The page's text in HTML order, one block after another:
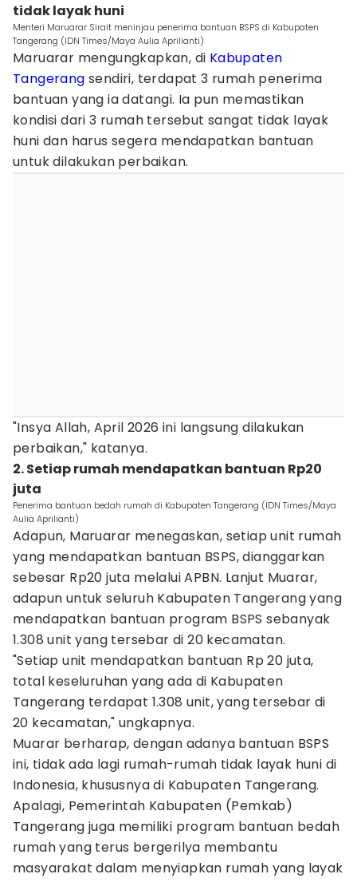
tidak layak huni
Menteri Maruarar Sirait meninjau penerima bantuan BSPS di Kabupaten
Tangerang (IDN Times/Maya Aulia Aprilianti)
Maruarar mengungkapkan, di Kabupaten
Tangerang sendiri, terdapat 3 rumah penerima
bantuan yang ia datangi. Ia pun memastikan
kondisi dari 3 rumah tersebut sangat tidak layak
huni dan harus segera mendapatkan bantuan
untuk dilakukan perbaikan.
"Insya Allah, April 2026 ini langsung dilakukan
perbaikan," katanya.
2. Setiap rumah mendapatkan bantuan Rp20
juta
Penerima bantuan bedah rumah di Kabupaten Tangerang (IDN Times/Maya
Aulia Aprilianti)
Adapun, Maruarar menegaskan, setiap unit rumah
yang mendapatkan bantuan BSPS, dianggarkan
sebesar Rp20 juta melalui APBN. Lanjut Muarar,
adapun untuk seluruh Kabupaten Tangerang yang
mendapatkan bantuan program BSPS sebanyak
1.308 unit yang tersebar di 20 kecamatan.
"Setiap unit mendapatkan bantuan Rp 20 juta,
total keseluruhan yang ada di Kabupaten
Tangerang terdapat 1.308 unit, yang tersebar di
20 kecamatan," ungkapnya.
Muarar berharap, dengan adanya bantuan BSPS
ini, tidak ada lagi rumah-rumah tidak layak huni di
Indonesia, khususnya di Kabupaten Tangerang.
Apalagi, Pemerintah Kabupaten (Pemkab)
Tangerang juga memiliki program bantuan bedah
rumah yang terus bergerilya membantu
masyarakat dalam menyiapkan rumah yang layak